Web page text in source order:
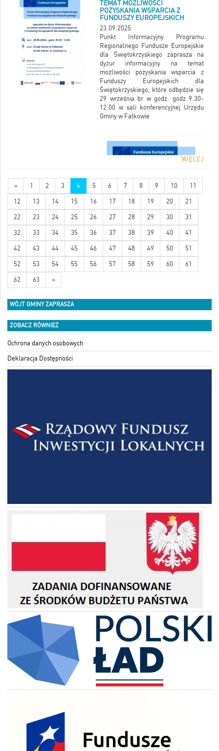
TEMAT MOŻLIWOŚCI
POZYSKANIA WSPARCIA Z
FUNDUSZY EUROPEJSKICH
23.09.2025
Punkt Informacyjny Programu
Regionalnego Fundusze Europejskie
dla Świętokrzyskiego zaprasza na
dyżur informacyjny na temat
możliwości pozyskania wsparcia z
Funduszy Europejskich dla
Świętokrzyskiego, które odbędzie się
29 września br w godz. godz 9.30-
12.00 w sali konferencyjnej Urzędu
Gminy w Fałkowie
WIĘCEJ
« 1 2 3 4 5 6 7 8 9 10 11
12 13 14 15 16 17 18 19 20 21
22 23 24 25 26 27 28 29 30 31
32 33 34 35 36 37 38 39 40 41
42 43 44 45 46 47 48 49 50 51
52 53 54 55 56 57 58 59 60 61
62 63 »
WÓJT GMINY ZAPRASZA
ZOBACZ RÓWNIEŻ
Ochrona danych osobowych
Deklaracja Dostępności